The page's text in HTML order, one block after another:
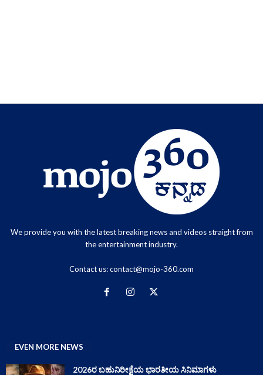
We provide you with the latest breaking news and videos straight from
the entertainment industry.
Contact us:contact@mojo-360.com
EVEN MORE NEWS
2026ರ ಬಹುನಿರೀಕ್ಷೆಯ ಭಾರತೀಯ ಸಿನಿಮಾಗಳು